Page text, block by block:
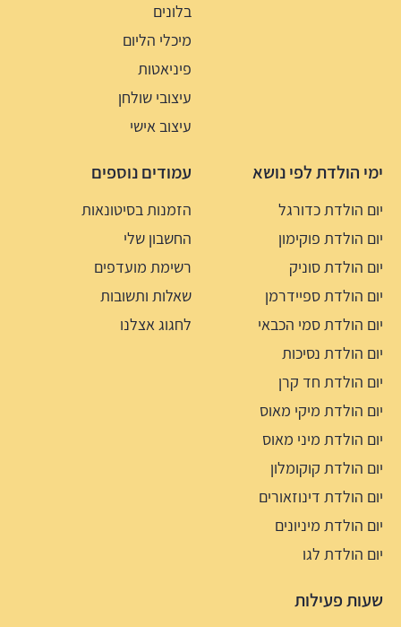
בלונים
מיכלי הליום
פיניאטות
עיצובי שולחן
עיצוב אישי
ימי הולדת לפי נושא
יום הולדת כדורגל
יום הולדת פוקימון
יום הולדת סוניק
יום הולדת ספיידרמן
יום הולדת סמי הכבאי
יום הולדת נסיכות
יום הולדת חד קרן
יום הולדת מיקי מאוס
יום הולדת מיני מאוס
יום הולדת קוקומלון
יום הולדת דינוזאורים
יום הולדת מיניונים
יום הולדת לגו
עמודים נוספים
הזמנות בסיטונאות
החשבון שלי
רשימת מועדפים
שאלות ותשובות
לחגוג אצלנו
שעות פעילות